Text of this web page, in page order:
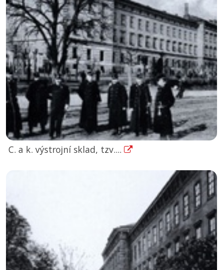
C. a k. výstrojní sklad, tzv....